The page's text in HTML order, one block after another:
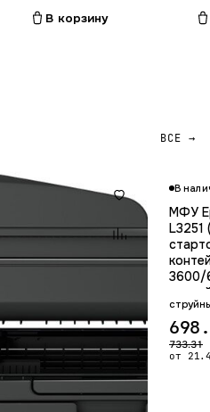
В корзину
ВСЕ →
В
МФУ
L3251
3600/
733.31
от